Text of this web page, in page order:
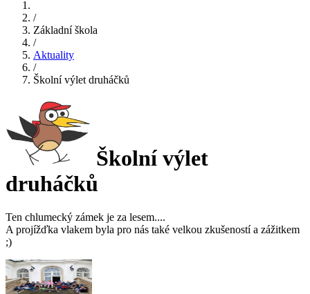
/
Základní škola
/
Aktuality
/
Školní výlet druháčků
Školní výlet
druháčků
Ten chlumecký zámek je za lesem....
A projížďka vlakem byla pro nás také velkou zkušeností a zážitkem
;)